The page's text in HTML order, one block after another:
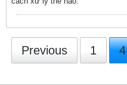
Previous 1